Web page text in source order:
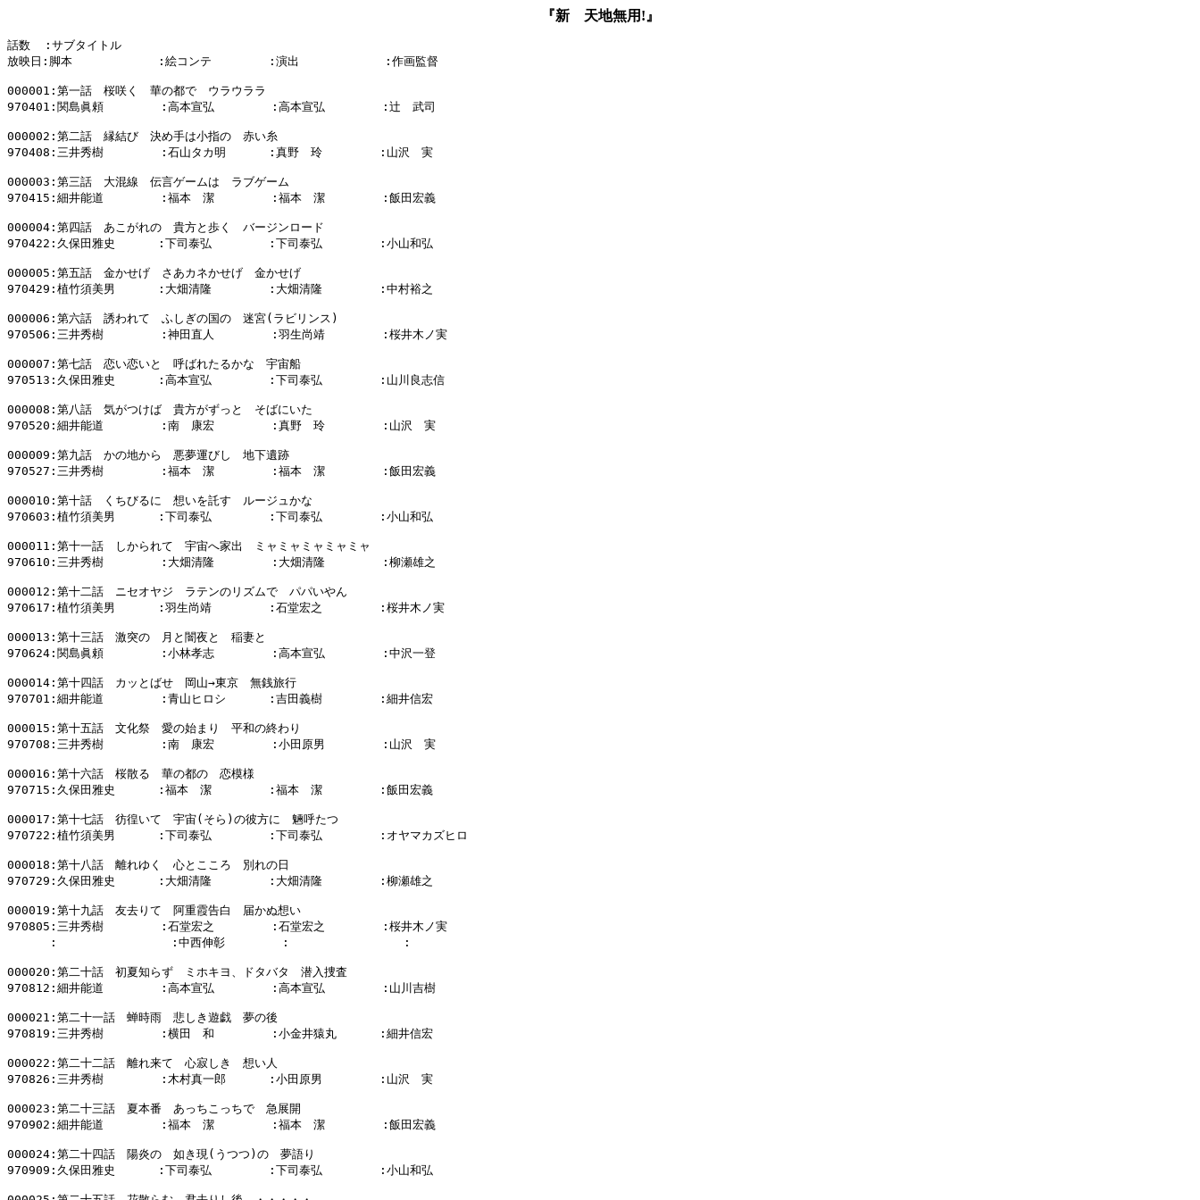
『新 天地無用!』
話数  :サブタイトル
放映日:脚本            :絵コンテ        :演出            :作画監督
000001:第一話　桜咲く　華の都で　ウラウララ
970401:関島眞頼        :高本宣弘        :高本宣弘        :辻　武司
000002:第二話　縁結び　決め手は小指の　赤い糸
970408:三井秀樹        :石山タカ明      :真野　玲        :山沢　実
000003:第三話　大混線　伝言ゲームは　ラブゲーム
970415:細井能道        :福本　潔        :福本　潔        :飯田宏義
000004:第四話　あこがれの　貴方と歩く　バージンロード
970422:久保田雅史      :下司泰弘        :下司泰弘        :小山和弘
000005:第五話　金かせげ　さあカネかせげ　金かせげ
970429:植竹須美男      :大畑清隆        :大畑清隆        :中村裕之
000006:第六話　誘われて　ふしぎの国の　迷宮(ラビリンス)
970506:三井秀樹        :神田直人        :羽生尚靖        :桜井木ノ実
000007:第七話　恋い恋いと　呼ばれたるかな　宇宙船
970513:久保田雅史      :高本宣弘        :下司泰弘        :山川良志信
000008:第八話　気がつけば　貴方がずっと　そばにいた
970520:細井能道        :南　康宏        :真野　玲        :山沢　実
000009:第九話　かの地から　悪夢運びし　地下遺跡
970527:三井秀樹        :福本　潔        :福本　潔        :飯田宏義
000010:第十話　くちびるに　想いを託す　ルージュかな
970603:植竹須美男      :下司泰弘        :下司泰弘        :小山和弘
000011:第十一話　しかられて　宇宙へ家出　ミャミャミャミャミャ
970610:三井秀樹        :大畑清隆        :大畑清隆        :柳瀬雄之
000012:第十二話　ニセオヤジ　ラテンのリズムで　パパいやん
970617:植竹須美男      :羽生尚靖        :石堂宏之        :桜井木ノ実
000013:第十三話　激突の　月と闇夜と　稲妻と
970624:関島眞頼        :小林孝志        :高本宣弘        :中沢一登
000014:第十四話　カッとばせ　岡山→東京　無銭旅行
970701:細井能道        :青山ヒロシ      :吉田義樹        :細井信宏
000015:第十五話　文化祭　愛の始まり　平和の終わり
970708:三井秀樹        :南　康宏        :小田原男        :山沢　実
000016:第十六話　桜散る　華の都の　恋模様
970715:久保田雅史      :福本　潔        :福本　潔        :飯田宏義
000017:第十七話　彷徨いて　宇宙(そら)の彼方に　魎呼たつ
970722:植竹須美男      :下司泰弘        :下司泰弘        :オヤマカズヒロ
000018:第十八話　離れゆく　心とこころ　別れの日
970729:久保田雅史      :大畑清隆        :大畑清隆        :柳瀬雄之
000019:第十九話　友去りて　阿重霞告白　届かぬ想い
970805:三井秀樹        :石堂宏之        :石堂宏之        :桜井木ノ実
      :                :中西伸彰        :                :
000020:第二十話　初夏知らず　ミホキヨ、ドタバタ　潜入捜査
970812:細井能道        :高本宣弘        :高本宣弘        :山川吉樹
000021:第二十一話　蝉時雨　悲しき遊戯　夢の後
970819:三井秀樹        :横田　和        :小金井猿丸      :細井信宏
000022:第二十二話　離れ来て　心寂しき　想い人
970826:三井秀樹        :木村真一郎      :小田原男        :山沢　実
000023:第二十三話　夏本番　あっちこっちで　急展開
970902:細井能道        :福本　潔        :福本　潔        :飯田宏義
000024:第二十四話　陽炎の　如き現(うつつ)の　夢語り
970909:久保田雅史      :下司泰弘        :下司泰弘        :小山和弘